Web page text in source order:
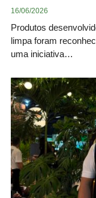
16/06/2026
Produtos
limpa foram
uma iniciativa…